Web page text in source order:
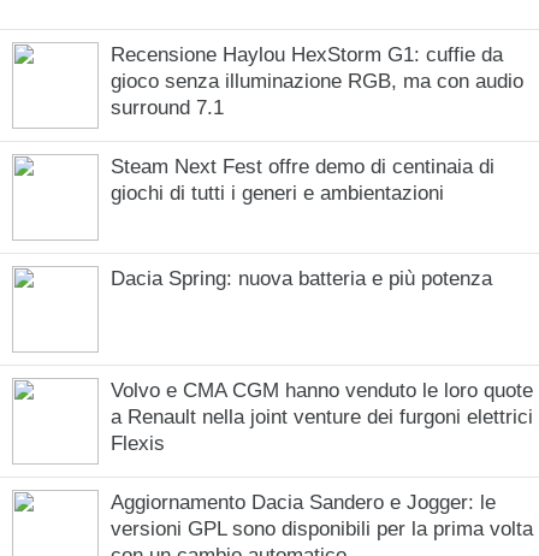
Recensione Haylou HexStorm G1: cuffie da
gioco senza illuminazione RGB, ma con audio
surround 7.1
Steam Next Fest offre demo di centinaia di
giochi di tutti i generi e ambientazioni
Dacia Spring: nuova batteria e più potenza
Volvo e CMA CGM hanno venduto le loro quote
a Renault nella joint venture dei furgoni elettrici
Flexis
Aggiornamento Dacia Sandero e Jogger: le
versioni GPL sono disponibili per la prima volta